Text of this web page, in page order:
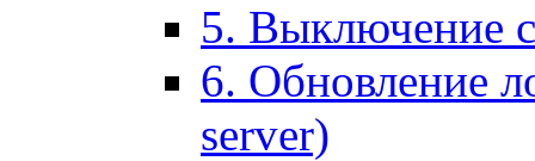
5. Выключение
6. Обновление
server)